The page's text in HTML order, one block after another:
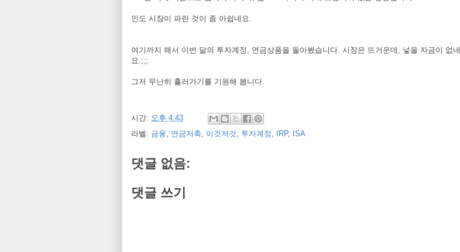
인도 시장이 파란 것이 좀 아쉽네요.
여기까지 해서 이번 달의 투자계정, 연금상품을 돌아봤습니다. 시장은 뜨거운데, 넣을 자금이 없네
요.;;;
그저 무난히 흘러가기를 기원해 봅니다.
시간: 오후 4:43
라벨: 금융, 연금저축, 이것저것 , 투자계정 , IRP, ISA
댓글 없음:
댓글 쓰기